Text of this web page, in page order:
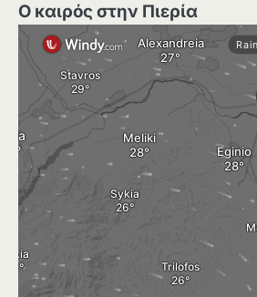
Ο καιρός στην Πιερία